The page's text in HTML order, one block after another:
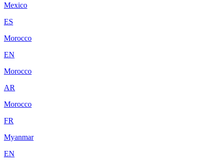
Mexico
ES
Morocco
EN
Morocco
AR
Morocco
FR
Myanmar
EN